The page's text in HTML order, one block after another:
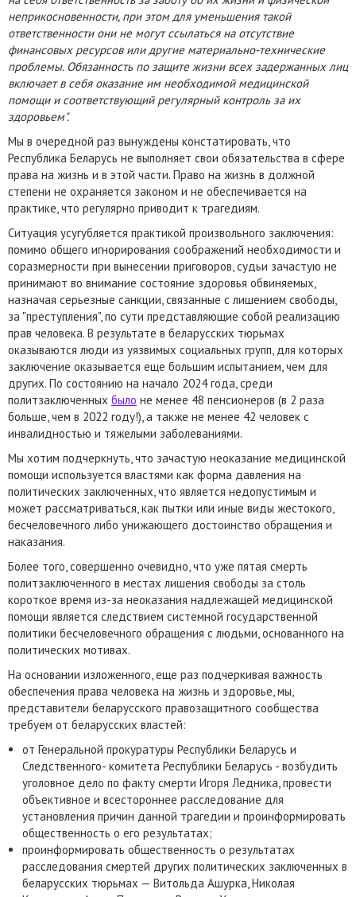
неприкосновенности, при этом для уменьшения такой
ответственности они не могут ссылаться на отсутствие
финансовых ресурсов или другие материально-технические
проблемы. Обязанность по защите жизни всех задержанных лиц
включает в себя оказание им необходимой медицинской
помощи и соответствующий регулярный контроль за их
здоровьем".
Мы в очередной раз вынуждены констатировать, что
Республика Беларусь не выполняет свои обязательства в сфере
права на жизнь и в этой части. Право на жизнь в должной
степени не охраняется законом и не обеспечивается на
практике, что регулярно приводит к трагедиям.
Ситуация усугубляется практикой произвольного заключения:
помимо общего игнорирования соображений необходимости и
соразмерности при вынесении приговоров, судьи зачастую не
принимают во внимание состояние здоровья обвиняемых,
назначая серьезные санкции, связанные с лишением свободы,
за "преступления", по сути представляющие собой реализацию
прав человека. В результате в беларусских тюрьмах
оказываются люди из уязвимых социальных групп, для которых
заключение оказывается еще большим испытанием, чем для
других. По состоянию на начало 2024 года, среди
политзаключенных было не менее 48 пенсионеров (в 2 раза
больше, чем в 2022 году!), а также не менее 42 человек с
инвалидностью и тяжелыми заболеваниями.
Мы хотим подчеркнуть, что зачастую неоказание медицинской
помощи используется властями как форма давления на
политических заключенных, что является недопустимым и
может рассматриваться, как пытки или иные виды жестокого,
бесчеловечного либо унижающего достоинство обращения и
наказания.
Более того, совершенно очевидно, что уже пятая смерть
политзаключенного в местах лишения свободы за столь
короткое время из-за неоказания надлежащей медицинской
помощи является следствием системной государственной
политики бесчеловечного обращения с людьми, основанного на
политических мотивах.
На основании изложенного, еще раз подчеркивая важность
обеспечения права человека на жизнь и здоровье, мы,
представители беларусского правозащитного сообщества
требуем от беларусских властей:
от Генеральной прокуратуры Республики Беларусь и
Следственного- комитета Республики Беларусь - возбудить
уголовное дело по факту смерти Игоря Ледника, провести
объективное и всестороннее расследование для
установления причин данной трагедии и проинформировать
общественность о его результатах;
проинформировать общественность о результатах
расследования смертей других политических заключенных в
беларусских тюрьмах — Витольда Ашурка, Николая